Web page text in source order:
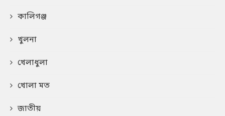
কালিগঞ্জ
খুলনা
খেলাধুলা
খোলা মত
জাতীয়